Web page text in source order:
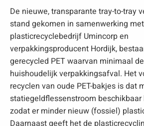
De nieuwe, transparante tray-to-tray
stand gekomen in samenwerking met
plasticrecyclebedrijf Umincorp en
verpakkingsproducent Hordijk,
gerecycled PET waarvan minimaal
huishoudelijk verpakkingsafval. Het
recyclen van oude PET-bakjes is dat
statiegeldflessenstroom
zodat er minder nieuw (fossiel)
Daarnaast geeft het de